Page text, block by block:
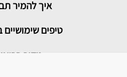
איך להמיר
טיפים
מדור